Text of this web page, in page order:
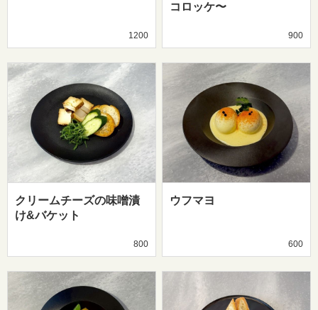
1200
コロッケ〜
900
クリームチーズの味噌漬
け&バケット
800
ウフマヨ
600